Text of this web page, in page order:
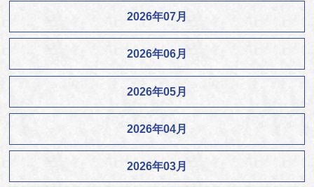
2026年07月
2026年06月
2026年05月
2026年04月
2026年03月